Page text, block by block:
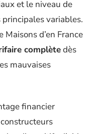
et le niveau de
variables.
d’en France
complètedès
mauvaises
financier